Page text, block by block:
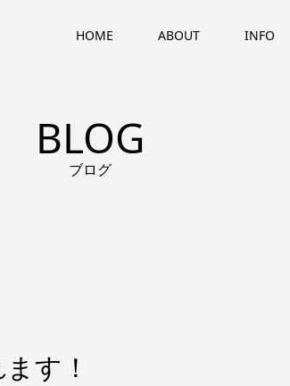
HOME ABOUT INFO
BLOG
ブログ
す！